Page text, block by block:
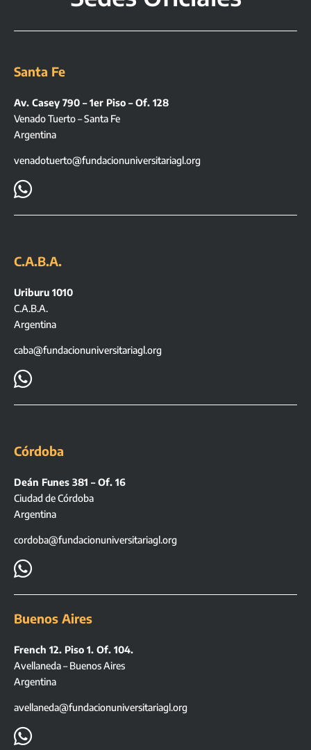
Santa Fe
Av. Casey 790 – 1er Piso – Of. 128
Venado Tuerto – Santa Fe
Argentina
venadotuerto@fundacionuniversitariagl.org

C.A.B.A.
Uriburu 1010
C.A.B.A.
Argentina
caba@fundacionuniversitariagl.org

Córdoba
Deán Funes 381 – Of. 16
Ciudad de Córdoba
Argentina
cordoba@fundacionuniversitariagl.org

Buenos Aires
French 12. Piso 1. Of. 104.
Avellaneda – Buenos Aires
Argentina
avellaneda@fundacionuniversitariagl.org
